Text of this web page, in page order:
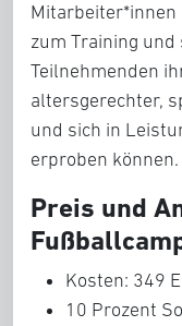
zum Training
Teilnehmenden
altersgerechter,
und sich in
erproben können.
Preis und
Kosten: 349
10 Prozent